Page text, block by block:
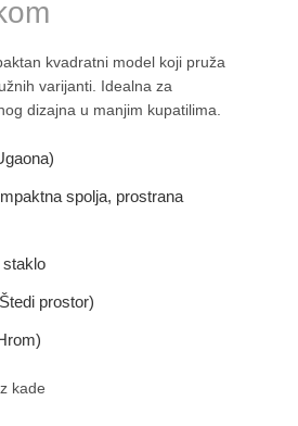
kvadratni model koji pruža
varijanti. Idealna za
dizajna u manjim kupatilima.
spolja, prostrana
staklo
prostor)
kade